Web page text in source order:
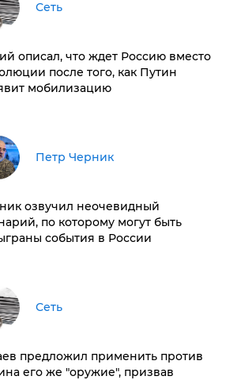
Сеть
описал, что ждет Россию вместо
после того, как Путин
мобилизацию
Петр Черник
озвучил неочевидный
по которому могут быть
события в России
Сеть
предложил применить против
его же "оружие", призвав